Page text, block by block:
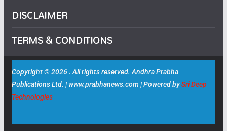
DISCLAIMER
TERMS & CONDITIONS
Copyright © 2026 . All rights reserved. Andhra Prabha
Publications Ltd. | www.prabhanews.com | Powered bySri Deep
Technologies